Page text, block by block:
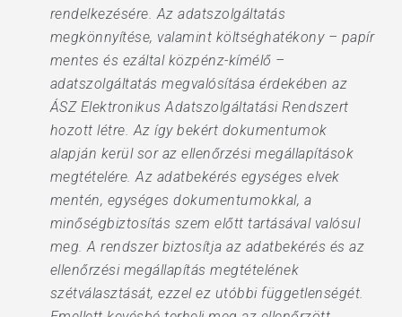
rendelkezésére. Az adatszolgáltatás
megkönnyítése, valamint költséghatékony – papír
mentes és ezáltal közpénz-kímélő –
adatszolgáltatás megvalósítása érdekében az
ÁSZ Elektronikus Adatszolgáltatási Rendszert
hozott létre. Az így bekért dokumentumok
alapján kerül sor az ellenőrzési megállapítások
megtételére. Az adatbekérés egységes elvek
mentén, egységes dokumentumokkal, a
minőségbiztosítás szem előtt tartásával valósul
meg. A rendszer biztosítja az adatbekérés és az
ellenőrzési megállapítás megtételének
szétválasztását, ezzel ez utóbbi függetlenségét.